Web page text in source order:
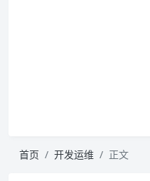
首页 开发运维 正文